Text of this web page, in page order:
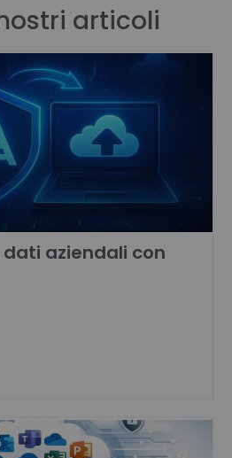
articoli
aziendali con